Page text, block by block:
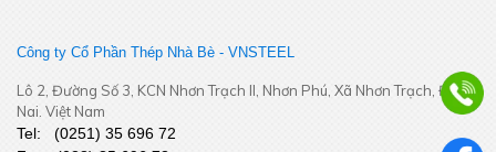
Hội nghị người lao động năm 2025
Công ty Cổ Phần Thép Nhà Bè - VNSTEEL
Lô 2, Đường Số 3, KCN Nhơn Trạch II, Nhơn Phú, Xã Nhơn Trạch, Đồng
Nai. Việt Nam
Tel: (0251) 35 696 72